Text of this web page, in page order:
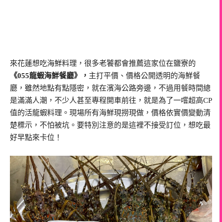
來花蓮想吃海鮮料理，很多老饕都會推薦這家位在鹽寮的
《055龍蝦海鮮餐廳》， 主打平價、價格公開透明的海鮮餐
廳，雖然地點有點隱密，就在濱海公路旁邊，不過用餐時間總
是滿滿人潮，不少人甚至專程開車前往，就是為了一嚐超高CP
值的活龍蝦料理。現場所有海鮮現撈現做，價格依實價變動清
楚標示，不怕被坑。要特別注意的是這裡不接受訂位，想吃最
好早點來卡位！